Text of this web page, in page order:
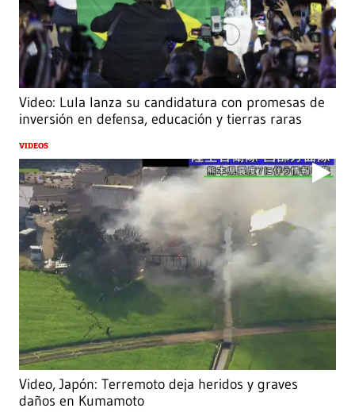
Video: Lula lanza su candidatura con promesas de
inversión en defensa, educación y tierras raras
VIDEOS
Video, Japón: Terremoto deja heridos y graves
daños en Kumamoto